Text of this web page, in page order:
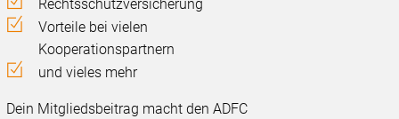
Rechtsschutzversicherung
Vorteile bei vielen
Kooperationspartnern
und vieles mehr
Dein Mitgliedsbeitrag macht den ADFC